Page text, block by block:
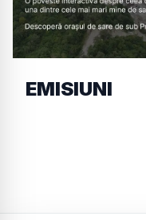
EMISIUNI